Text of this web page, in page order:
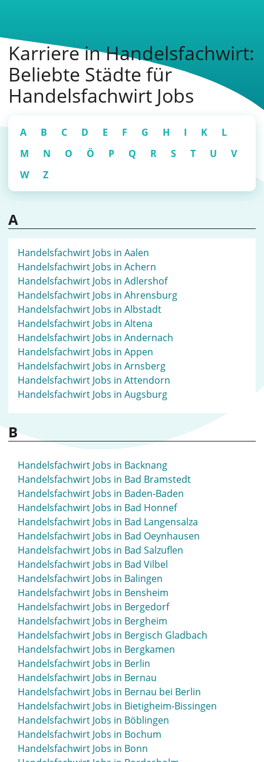
Karriere in Handelsfachwirt:
Beliebte Städte für
Handelsfachwirt Jobs
A B C D E F G H I K
L
M
N O Ö P Q R S T U
V
W
Z
A
Handelsfachwirt Jobs in Aalen
Handelsfachwirt Jobs in Achern
Handelsfachwirt Jobs in Adlershof
Handelsfachwirt Jobs in Ahrensburg
Handelsfachwirt Jobs in Albstadt
Handelsfachwirt Jobs in Altena
Handelsfachwirt Jobs in Andernach
Handelsfachwirt Jobs in Appen
Handelsfachwirt Jobs in Arnsberg
Handelsfachwirt Jobs in Attendorn
Handelsfachwirt Jobs in Augsburg
B
Handelsfachwirt Jobs in Backnang
Handelsfachwirt Jobs in Bad Bramstedt
Handelsfachwirt Jobs in Baden-Baden
Handelsfachwirt Jobs in Bad Honnef
Handelsfachwirt Jobs in Bad Langensalza
Handelsfachwirt Jobs in Bad Oeynhausen
Handelsfachwirt Jobs in Bad Salzuflen
Handelsfachwirt Jobs in Bad Vilbel
Handelsfachwirt Jobs in Balingen
Handelsfachwirt Jobs in Bensheim
Handelsfachwirt Jobs in Bergedorf
Handelsfachwirt Jobs in Bergheim
Handelsfachwirt Jobs in Bergisch Gladbach
Handelsfachwirt Jobs in Bergkamen
Handelsfachwirt Jobs in Berlin
Handelsfachwirt Jobs in Bernau
Handelsfachwirt Jobs in Bernau bei Berlin
Handelsfachwirt Jobs in Bietigheim-Bissingen
Handelsfachwirt Jobs in Böblingen
Handelsfachwirt Jobs in Bochum
Handelsfachwirt Jobs in Bonn